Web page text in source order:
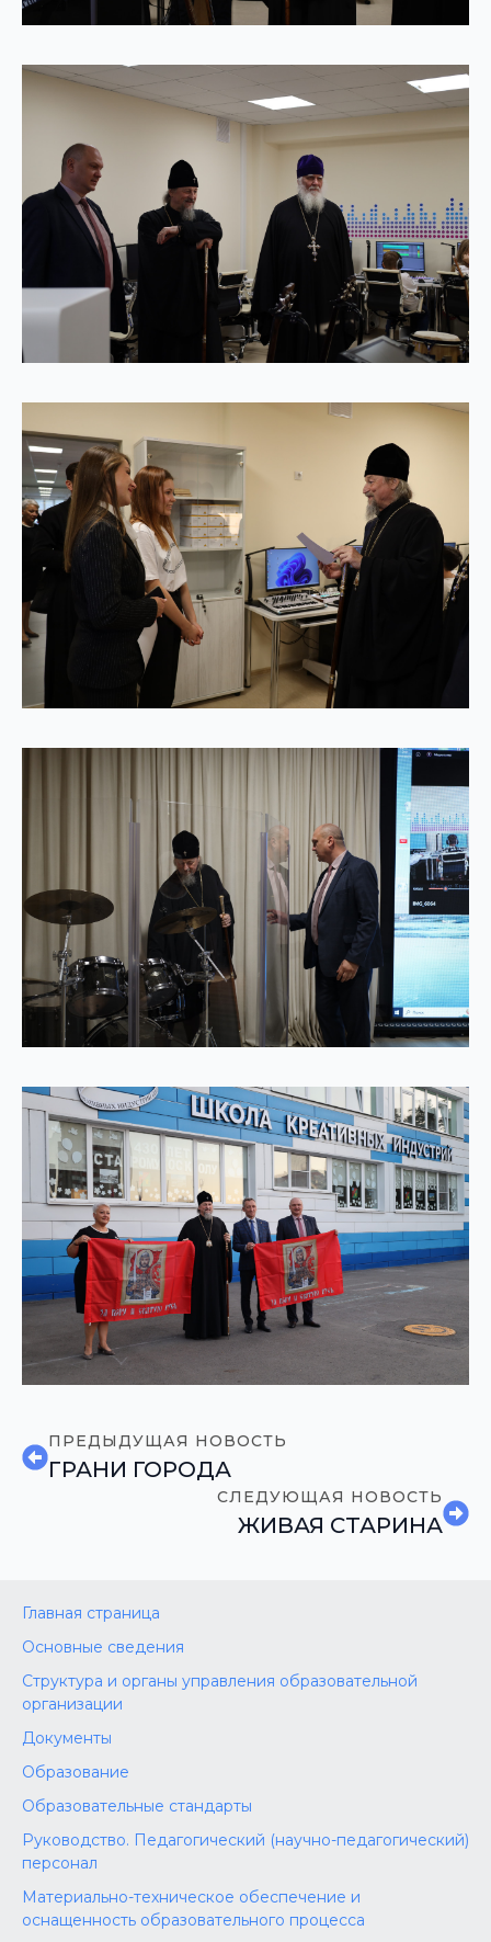
ПРЕДЫДУЩАЯ НОВОСТЬ
ГРАНИ ГОРОДА
СЛЕДУЮЩАЯ НОВОСТЬ
ЖИВАЯ СТАРИНА
Главная страница
Основные сведения
Структура и органы управления образовательной
организации
Документы
Образование
Образовательные стандарты
Руководство. Педагогический (научно-педагогический)
персонал
Материально-техническое обеспечение и
оснащенность образовательного процесса